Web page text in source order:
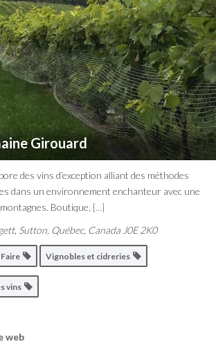
Girouard
des vins d’exception alliant des méthodes
dans un environnement enchanteur avec une
Boutique, [...]
Sutton Québec, Canada J0E 2K0
Vignobles et cidreries
vins
web